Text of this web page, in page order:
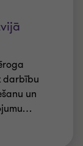
darbību
un
…